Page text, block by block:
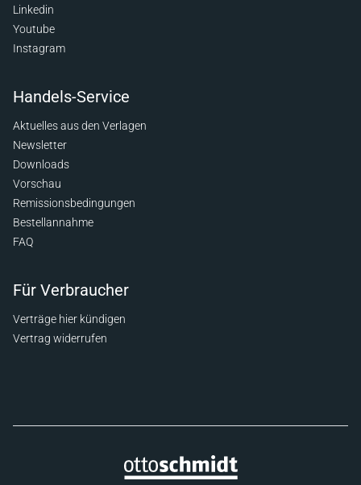
Linkedin
Youtube
Instagram
Handels-Service
Aktuelles aus den Verlagen
Newsletter
Downloads
Vorschau
Remissionsbedingungen
Bestellannahme
FAQ
Für Verbraucher
Verträge hier kündigen
Vertrag widerrufen